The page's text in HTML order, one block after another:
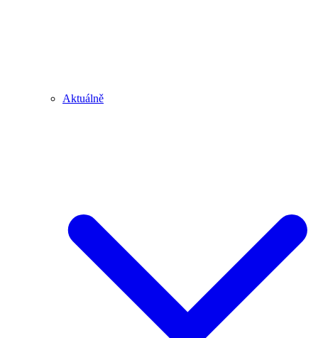
Aktuálně